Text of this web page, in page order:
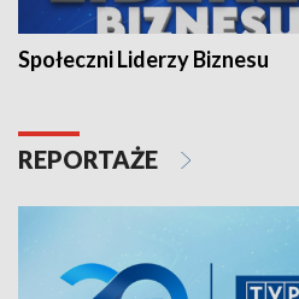
Społeczni Liderzy Biznesu
REPORTAŻE